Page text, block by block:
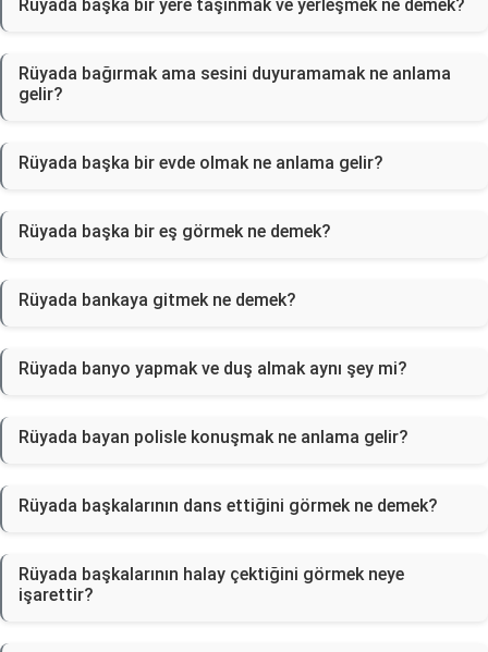
Rüyada başka bir yere taşınmak ve yerleşmek ne demek?
Rüyada bağırmak ama sesini duyuramamak ne anlama
gelir?
Rüyada başka bir evde olmak ne anlama gelir?
Rüyada başka bir eş görmek ne demek?
Rüyada bankaya gitmek ne demek?
Rüyada banyo yapmak ve duş almak aynı şey mi?
Rüyada bayan polisle konuşmak ne anlama gelir?
Rüyada başkalarının dans ettiğini görmek ne demek?
Rüyada başkalarının halay çektiğini görmek neye
işarettir?